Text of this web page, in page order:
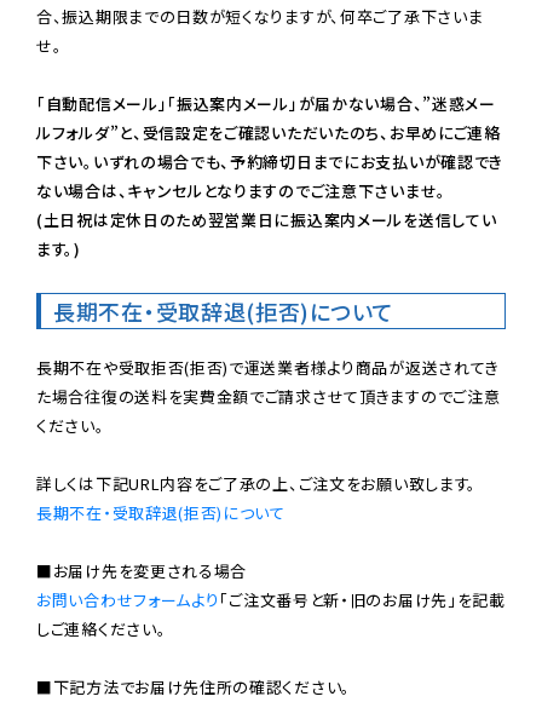
合、振込期限までの日数が短くなりますが、何卒ご了承下さいま
せ。
「自動配信メール」「振込案内メール」が届かない場合、”迷惑メー
ルフォルダ”と、受信設定をご確認いただいたのち、お早めにご連絡
下さい。いずれの場合でも、予約締切日までにお支払いが確認でき
ない場合は、キャンセルとなりますのでご注意下さいませ。
(土日祝は定休日のため翌営業日に振込案内メールを送信してい
ます。)
長期不在・受取辞退(拒否)について
長期不在や受取拒否(拒否)で運送業者様より商品が返送されてき
た場合往復の送料を実費金額でご請求させて頂きますのでご注意
ください。
長期不在・受取辞退(拒否)について
お問い合わせフォームより 「ご注文番号と新・旧のお届け先」を記載
しご連絡ください。
■下記方法でお届け先住所の確認ください。